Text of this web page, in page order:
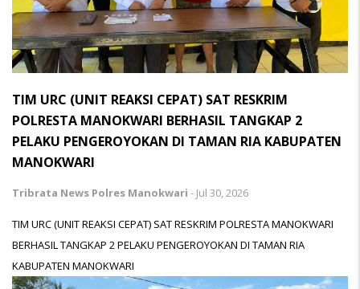
TIM URC (UNIT REAKSI CEPAT) SAT RESKRIM
POLRESTA MANOKWARI BERHASIL TANGKAP 2
PELAKU PENGEROYOKAN DI TAMAN RIA KABUPATEN
MANOKWARI
Tribrata News Polres Manokwari - Jul 30, 2026
TIM URC (UNIT REAKSI CEPAT) SAT RESKRIM POLRESTA MANOKWARI
BERHASIL TANGKAP 2 PELAKU PENGEROYOKAN DI TAMAN RIA
KABUPATEN MANOKWARI